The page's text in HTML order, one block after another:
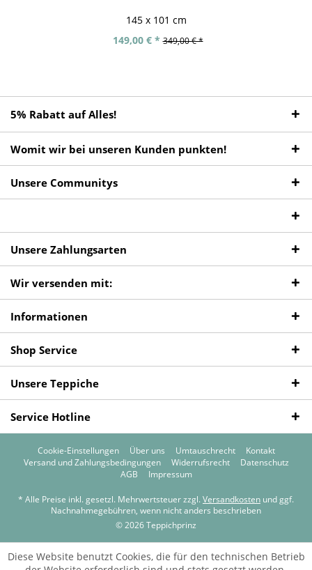
145 x 101 cm
149,00 € * 349,00 € *
5% Rabatt auf Alles!
Womit wir bei unseren Kunden punkten!
Unsere Communitys
Unsere Zahlungsarten
Wir versenden mit:
Informationen
Shop Service
Unsere Teppiche
Service Hotline
Cookie-Einstellungen Über uns Umtauschrecht
Kontakt
Versand und Zahlungsbedingungen
Widerrufsrecht
Datenschutz
AGB
Impressum
* Alle Preise inkl. gesetzl. Mehrwertsteuer zzgl. Versandkosten und ggf.
Nachnahmegebühren, wenn nicht anders beschrieben
© 2026 Teppichprinz
Diese Website benutzt Cookies, die für den technischen Betrieb